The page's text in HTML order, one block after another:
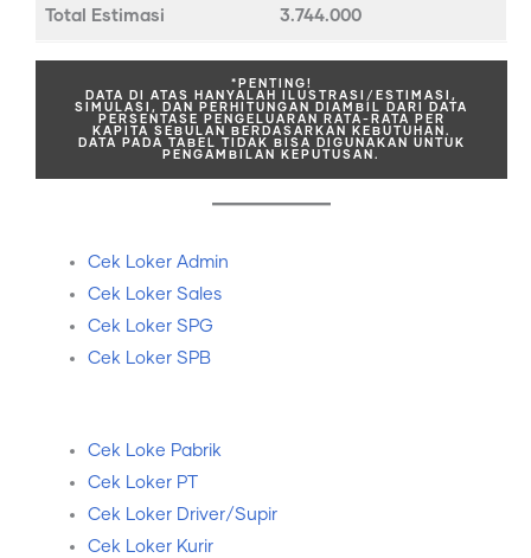
Total Estimasi 3.744.000
*PENTING!
DATA DI ATAS HANYALAH ILUSTRASI/ESTIMASI,
SIMULASI, DAN PERHITUNGAN DIAMBIL DARI DATA
PERSENTASE PENGELUARAN RATA-RATA PER
KAPITA SEBULAN BERDASARKAN KEBUTUHAN.
DATA PADA TABEL TIDAK BISA DIGUNAKAN UNTUK
PENGAMBILAN KEPUTUSAN.
Cek Loker Admin
Cek Loker Sales
Cek Loker SPG
Cek Loker SPB
Cek Loke Pabrik
Cek Loker PT
Cek Loker Driver/Supir
Cek Loker Kurir